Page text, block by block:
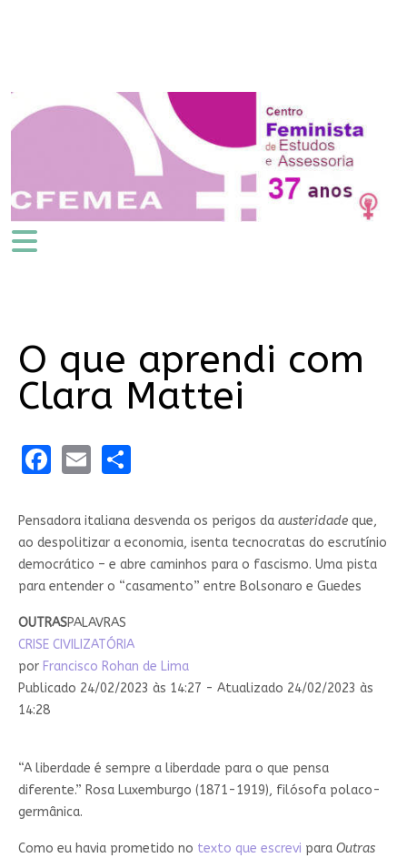
O que aprendi com
Clara Mattei
Facebook
EmailShare
Pensadora italiana desvenda os perigos da austeridadeque,
ao despolitizar a economia, isenta tecnocratas do escrutínio
democrático – e abre caminhos para o fascismo. Uma pista
para entender o “casamento” entre Bolsonaro e Guedes
OUTRASPALAVRAS
CRISE CIVILIZATÓRIA
por Francisco Rohan de Lima
Publicado 24/02/2023 às 14:27 - Atualizado 24/02/2023 às
14:28
“A liberdade é sempre a liberdade para o que pensa
diferente.” Rosa Luxemburgo (1871-1919), filósofa polaco-
germânica.
Como eu havia prometido no texto que escrevi para Outras